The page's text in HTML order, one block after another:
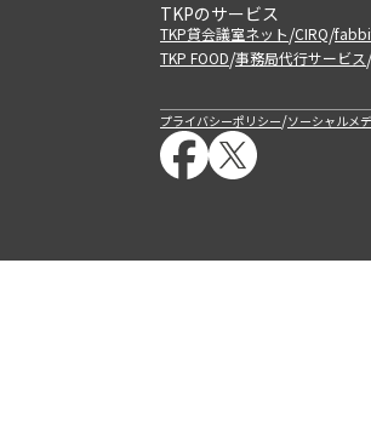
TKPのサービス
TKP貸会議室ネット/CIRQ/
TKP FOOD/事務局代行サービス/
プライバシーポリシー/ソーシャルメ